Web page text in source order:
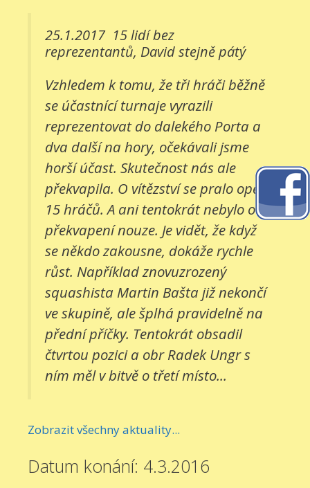
25.1.2017 15 lidí bez
reprezentantů, David stejně pátý
Vzhledem k tomu, že tři hráči běžně
se účastnící turnaje vyrazili
reprezentovat do dalekého Porta a
dva další na hory, očekávali jsme
horší účast. Skutečnost nás ale
překvapila. O vítězství se pralo opět
15 hráčů. A ani tentokrát nebylo o
překvapení nouze. Je vidět, že když
se někdo zakousne, dokáže rychle
růst. Například znovuzrozený
squashista Martin Bašta již nekončí
ve skupině, ale šplhá pravidelně na
přední příčky. Tentokrát obsadil
čtvrtou pozici a obr Radek Ungr s
ním měl v bitvě o třetí místo...
Zobrazit všechny aktuality...
Datum konání: 4.3.2016